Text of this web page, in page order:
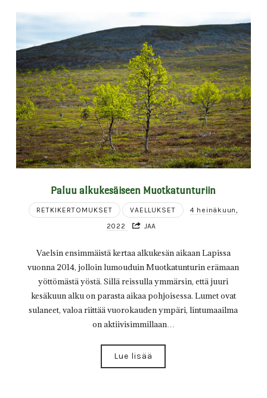
Paluu alkukesäiseen Muotkatunturiin
RETKIKERTOMUKSET VAELLUKSET
4 heinäkuun,
2022
JAA
Vaelsin ensimmäistä kertaa alkukesän aikaan Lapissa
vuonna 2014, jolloin lumouduin Muotkatunturin erämaan
yöttömästä yöstä. Sillä reissulla ymmärsin, että juuri
kesäkuun alku on parasta aikaa pohjoisessa. Lumet ovat
sulaneet, valoa riittää vuorokauden ympäri, lintumaailma
on aktiivisimmillaan…
Lue lisää